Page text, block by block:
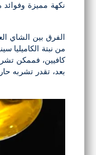
نكهة مميزة وفوائد
الفرق بين الشاي
من نبتة الكاميليا
كافيين، فممكن
بعد، تقدر تشربه